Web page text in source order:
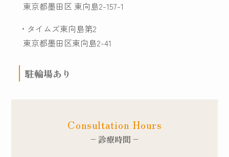
東京都墨田区 東向島2-157-1
・タイムズ東向島第2
東京都墨田区東向島2-41
駐輪場あり
Consultation Hours
– 診療時間 –